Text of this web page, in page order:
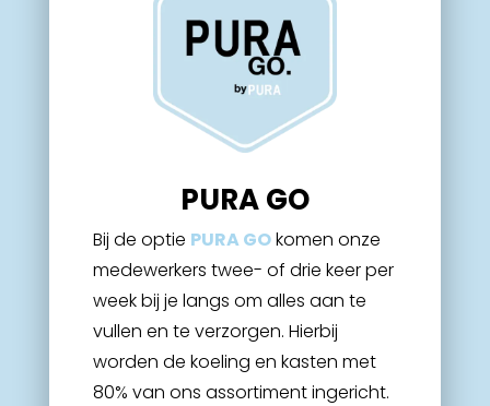
PURA GO
Bij de optie PURA GOkomen onze
medewerkers twee- of drie keer per
week bij je langs om alles aan te
vullen en te verzorgen. Hierbij
worden de koeling en kasten met
80% van ons assortiment ingericht.